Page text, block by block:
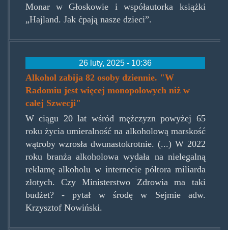
Monar w Głoskowie i współautorka książki
„Hajland. Jak ćpają nasze dzieci”.
26 luty, 2025 - 10:36
Alkohol zabija 82 osoby dziennie. "W
Radomiu jest więcej monopolowych niż w
całej Szwecji"
W ciągu 20 lat wśród mężczyzn powyżej 65
roku życia umieralność na alkoholową marskość
wątroby wzrosła dwunastokrotnie. (...) W 2022
roku branża alkoholowa wydała na nielegalną
reklamę alkoholu w internecie półtora miliarda
złotych. Czy Ministerstwo Zdrowia ma taki
budżet? - pytał w środę w Sejmie adw.
Krzysztof Nowiński.